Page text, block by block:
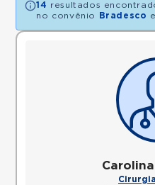
14 resultados
no convênio
Bradesco